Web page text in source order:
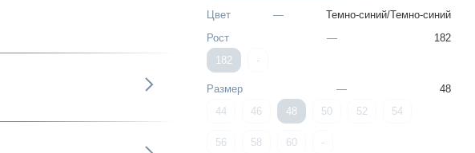
Цвет —
Темно-синий/Темно-синий
Рост
—
182
182
-
Размер —
48
44
46 48 50 52 54
56 58 60 -